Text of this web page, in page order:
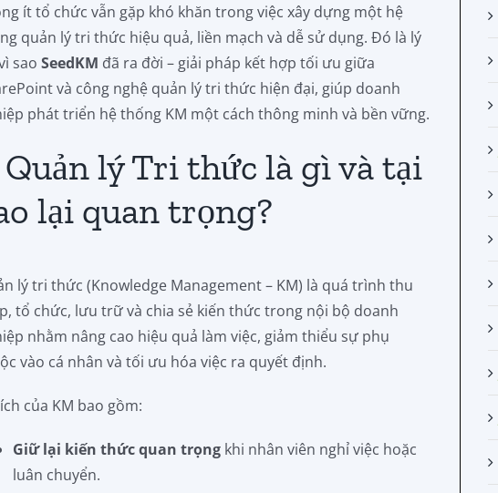
ít tổ chức vẫn gặp khó khăn trong việc xây dựng một hệ
quản lý tri thức hiệu quả, liền mạch và dễ sử dụng. Đó là lý
saoSeedKM đã ra đời – giải pháp kết hợp tối ưu giữa
và công nghệ quản lý tri thức hiện đại, giúp doanh
phát triển hệ thống KM một cách thông minh và bền vững.
Quản lý Tri thức là gì và tại
lại quan trọng?
lý tri thức (Knowledge Management – KM) là quá trình thu
tổ chức, lưu trữ và chia sẻ kiến thức trong nội bộ doanh
nhằm nâng cao hiệu quả làm việc, giảm thiểu sự phụ
vào cá nhân và tối ưu hóa việc ra quyết định.
của KM bao gồm:
Giữ lại kiến thức quan trọng khi nhân viên nghỉ việc hoặc
luân chuyển.